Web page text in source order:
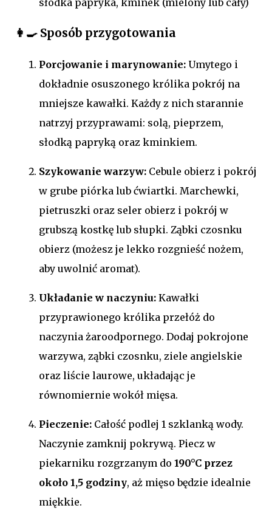
słodka papryka, kminek (mielony lub cały)
👩‍🍳 Sposób przygotowania
Porcjowanie i marynowanie: Umytego i
dokładnie osuszonego królika pokrój na
mniejsze kawałki. Każdy z nich starannie
natrzyj przyprawami: solą, pieprzem,
słodką papryką oraz kminkiem.
Szykowanie warzyw: Cebule obierz i pokrój
w grube piórka lub ćwiartki. Marchewki,
pietruszki oraz seler obierz i pokrój w
grubszą kostkę lub słupki. Ząbki czosnku
obierz (możesz je lekko rozgnieść nożem,
aby uwolnić aromat).
Układanie w naczyniu: Kawałki
przyprawionego królika przełóż do
naczynia żaroodpornego. Dodaj pokrojone
warzywa, ząbki czosnku, ziele angielskie
oraz liście laurowe, układając je
równomiernie wokół mięsa.
Pieczenie: Całość podlej 1 szklanką wody.
Naczynie zamknij pokrywą. Piecz w
piekarniku rozgrzanym do 190°C przez
około 1,5 godziny, aż mięso będzie idealnie
miękkie.